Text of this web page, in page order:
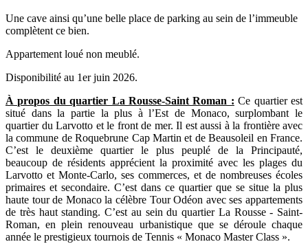
Une cave ainsi qu’une belle place de parking au sein de l’immeuble
complètent ce bien.
Appartement loué non meublé.
Disponibilité au 1er juin 2026.
À propos du quartier La Rousse-Saint Roman : Ce quartier est
situé dans la partie la plus à l’Est de Monaco, surplombant le
quartier du Larvotto et le front de mer. Il est aussi à la frontière avec
la commune de Roquebrune Cap Martin et de Beausoleil en France.
C’est le deuxième quartier le plus peuplé de la Principauté,
beaucoup de résidents apprécient la proximité avec les plages du
Larvotto et Monte-Carlo, ses commerces, et de nombreuses écoles
primaires et secondaire. C’est dans ce quartier que se situe la plus
haute tour de Monaco la célèbre Tour Odéon avec ses appartements
de très haut standing. C’est au sein du quartier La Rousse - Saint-
Roman, en plein renouveau urbanistique que se déroule chaque
année le prestigieux tournois de Tennis « Monaco Master Class ».